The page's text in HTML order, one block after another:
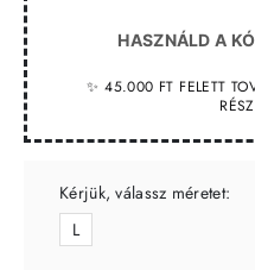
HASZNÁLD A
✨ 45.000 FT FELETT
Kérjük, válassz méretet:
L